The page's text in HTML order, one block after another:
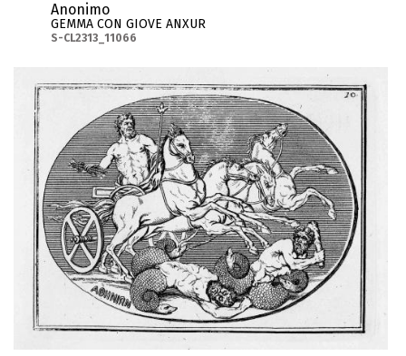
Anonimo
GEMMA CON GIOVE ANXUR
S-CL2313_11066